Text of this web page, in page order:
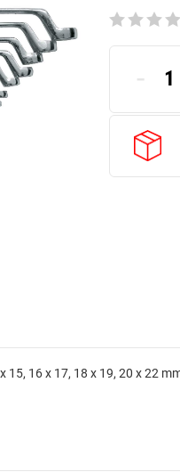
-
15, 16 x 17, 18 x 19, 20 x 22